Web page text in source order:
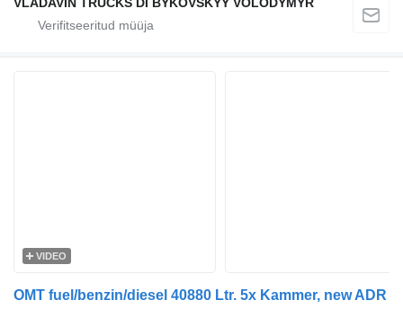
VLADAVIN TRUCKS DI BYKOVSKYY VOLODYMYR
VIDEO
OMT fuel/benzin/diesel 40880 Ltr. 5x Kammer, new ADR